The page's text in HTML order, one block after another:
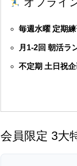
毎週水曜 定期
月1-2回 朝活ラ
不定期 土日祝
会員限定 3大